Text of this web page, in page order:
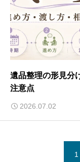
遺品整理の形見分
注意点
2026.07.02
1